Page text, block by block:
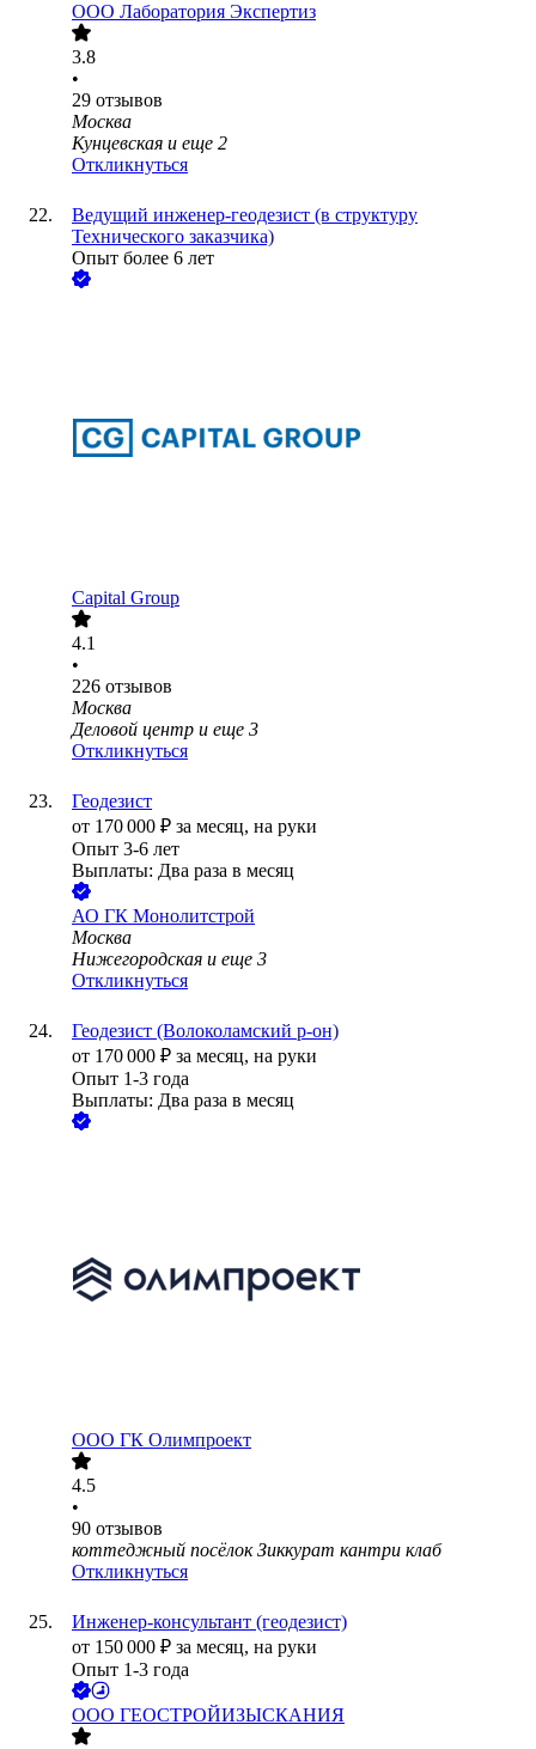
ООО Лаборатория Экспертиз
3.8
•
29 отзывов
Москва
Кунцевская и еще 2
Откликнуться
Ведущий инженер-геодезист (в структуру
Технического заказчика)
Опыт более 6 лет
Capital Group
4.1
•
226 отзывов
Москва
Деловой центр и еще 3
Откликнуться
Геодезист
от 170 000 ₽ за месяц, на руки
Опыт 3-6 лет
Выплаты: Два раза в месяц
АО ГК Монолитстрой
Москва
Нижегородская и еще 3
Откликнуться
Геодезист (Волоколамский р-он)
от 170 000 ₽ за месяц, на руки
Опыт 1-3 года
Выплаты: Два раза в месяц
ООО ГК Олимпроект
4.5
•
90 отзывов
коттеджный посёлок Зиккурат кантри клаб
Откликнуться
Инженер-консультант (геодезист)
от 150 000 ₽ за месяц, на руки
Опыт 1-3 года
ООО ГЕОСТРОЙИЗЫСКАНИЯ